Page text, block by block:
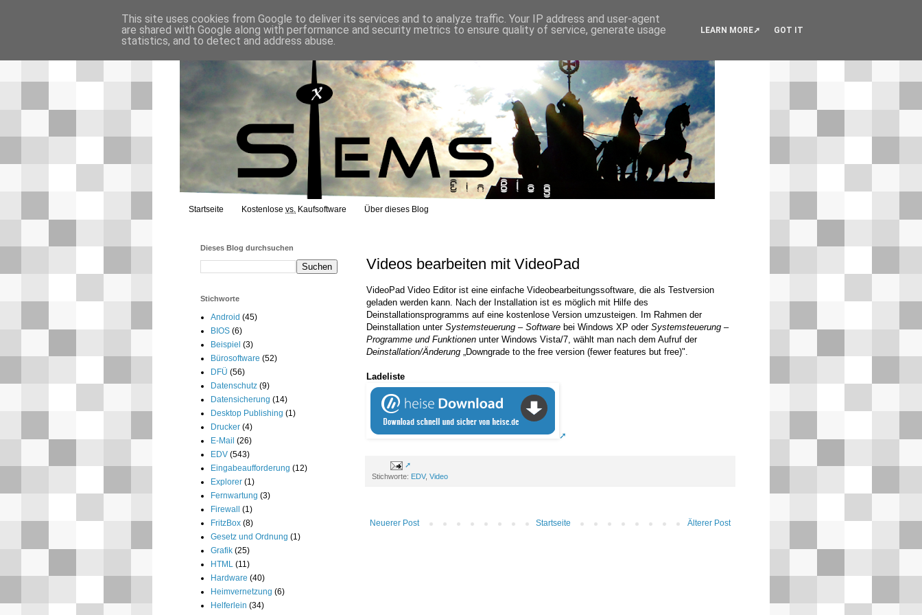
Startseite Kostenlose vs. Kaufsoftware Über dieses Blog
Videos bearbeiten mit VideoPad
VideoPad Video Editor ist eine einfache Videobearbeitungssoftware, die als Testversion
geladen werden kann. Nach der Installation ist es möglich mit Hilfe des
Deinstallationsprogramms auf eine kostenlose Version umzusteigen. Im Rahmen der
Deinstallation unter Systemsteuerung – Software bei Windows XP oder Systemsteuerung –
Programme und Funktionen unter Windows Vista/7, wählt man nach dem Aufruf der
Deinstallation/Änderung „Downgrade to the free version (fewer features but free)".
Ladeliste
Stichworte: EDV, Video
Neuerer Post Älterer Post
Startseite
Dieses Blog durchsuchen
Stichworte
Android (45)
BIOS (6)
Beispiel (3)
Bürosoftware (52)
DFÜ (56)
Datenschutz (9)
Datensicherung (14)
Desktop Publishing (1)
Drucker (4)
E-Mail (26)
EDV (543)
Eingabeaufforderung (12)
Explorer (1)
Fernwartung (3)
Firewall
(1)
FritzBox (8)
Gesetz und Ordnung (1)
Grafik (25)
HTML (11)
Hardware (40)
Heimvernetzung (6)
Helferlein (34)
This site uses cookies from Google to deliver its services and to analyze traffic. Your IP address and user-agent
are shared with Google along with performance and security metrics to ensure quality of service, generate usage
statistics, and to detect and address abuse.
LEARN MORE GOT IT